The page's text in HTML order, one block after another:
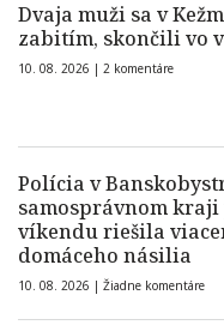
Dvaja muži sa v
zabitím, skončili vo
10. 08. 2026 | 2 komentáre
Polícia v
samosprávnom
víkendu riešila
domáceho násilia
10. 08. 2026 | Žiadne komentáre